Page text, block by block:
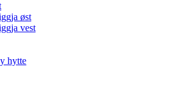
øst
vest
hytte